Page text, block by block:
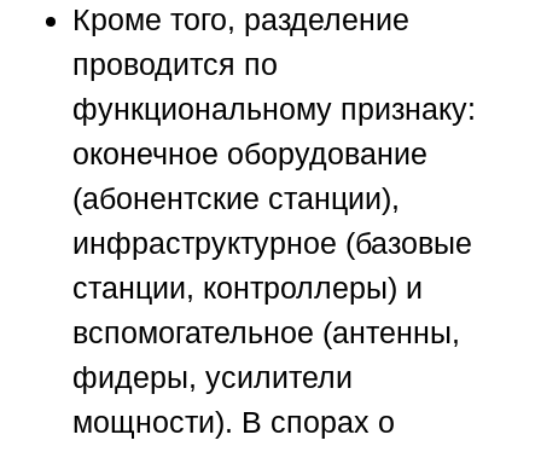
Кроме того, разделение
проводится по
функциональному признаку:
оконечное оборудование
(абонентские станции),
инфраструктурное (базовые
станции, контроллеры) и
вспомогательное (антенны,
фидеры, усилители
мощности). В спорах о